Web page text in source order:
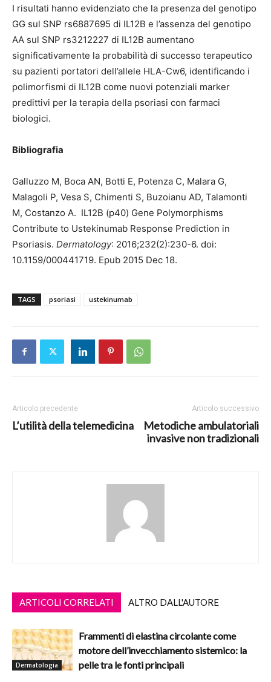
I risultati hanno evidenziato che la presenza del genotipo
GG sul SNP rs6887695 di IL12B e l’assenza del genotipo
AA sul SNP rs3212227 di IL12B aumentano
significativamente la probabilità di successo terapeutico
su pazienti portatori dell’allele HLA-Cw6, identificando i
polimorfismi di IL12B come nuovi potenziali marker
predittivi per la terapia della psoriasi con farmaci
biologici.
Bibliografia
Galluzzo M, Boca AN, Botti E, Potenza C, Malara G,
Malagoli P, Vesa S, Chimenti S, Buzoianu AD, Talamonti
M, Costanzo A. IL12B (p40) Gene Polymorphisms
Contribute to Ustekinumab Response Prediction in
Psoriasis. Dermatology: 2016;232(2):230-6. doi:
10.1159/000441719. Epub 2015 Dec 18.
TAGS psoriasi ustekinumab
Articolo precedente
L’utilità della telemedicina
Articolo successivo
Metodiche ambulatoriali
invasive non tradizionali
ARTICOLI CORRELATI ALTRO DALL'AUTORE
Dermatologia
Frammenti di elastina circolante come
motore dell’invecchiamento sistemico: la
pelle tra le fonti principali